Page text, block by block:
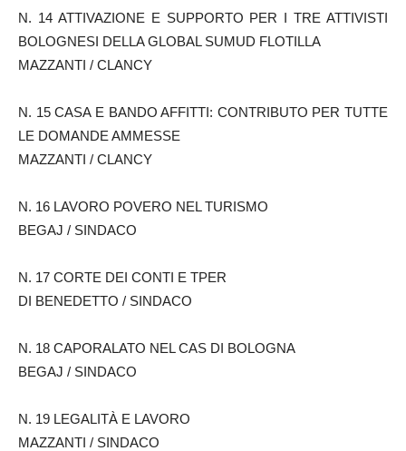
N. 14 ATTIVAZIONE E SUPPORTO PER I TRE ATTIVISTI
BOLOGNESI DELLA GLOBAL SUMUD FLOTILLA
MAZZANTI / CLANCY
N. 15 CASA E BANDO AFFITTI: CONTRIBUTO PER TUTTE
LE DOMANDE AMMESSE
MAZZANTI / CLANCY
N. 16 LAVORO POVERO NEL TURISMO
BEGAJ / SINDACO
N. 17 CORTE DEI CONTI E TPER
DI BENEDETTO / SINDACO
N. 18 CAPORALATO NEL CAS DI BOLOGNA
BEGAJ / SINDACO
N. 19 LEGALITÀ E LAVORO
MAZZANTI / SINDACO